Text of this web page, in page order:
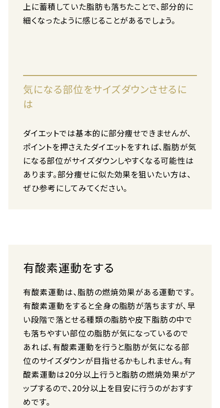
上に蓄積していた脂肪も落ちたことで、部分的に
細くなったように感じることがあるでしょう。
気になる部位をサイズダウンさせるに
は
ダイエットでは基本的に部分痩せできませんが、
ポイントを押さえたダイエットをすれば、脂肪が気
になる部位がサイズダウンしやすくなる可能性は
あります。部分痩せに似た効果を狙いたい方は、
ぜひ参考にしてみてください。
有酸素運動をする
有酸素運動は、脂肪の燃焼効果がある運動です。
有酸素運動をすると全身の脂肪が落ちますが、早
い段階で落とせる種類の脂肪や皮下脂肪の中で
も落ちやすい部位の脂肪が気になっているので
あれば、有酸素運動を行うと脂肪が気になる部
位のサイズダウンが目指せるかもしれません。有
酸素運動は20分以上行うと脂肪の燃焼効果がア
ップするので、20分以上を目安に行うのがおすす
めです。